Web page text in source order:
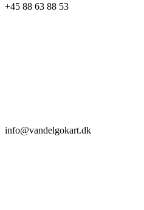
+45 88 63 88 53
info@vandelgokart.dk